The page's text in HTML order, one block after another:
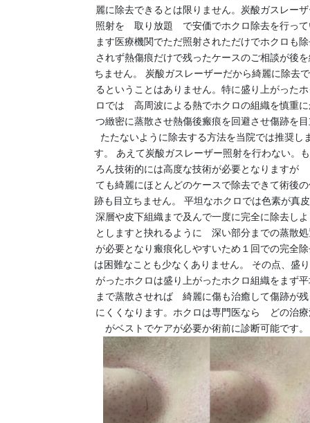
麗に除去できるとは限りません。炭酸ガスレー
照射を 取り放題 で安価でホクロ除去を行って
ます医療機関でただ照射されただけでホクロも
されず熱傷痕だけで残ったケースのご相談が後
ちません。 炭酸ガスレーザーだから綺麗に除去
るということはありません。特に盛り上がった
ロでは 高周波による熱でホクロの組織を慎重に
つ緻密に蒸散させ熱傷後瘢痕を回避させ傷跡を
たたないように除去する方法を当院では推奨し
す。 あえて炭酸ガスレーザー照射を行わない。
ろん技術的には高度な技術が必要となりますが
ても綺麗にほとんどのケースで除去できて術後
跡も目立ちません。 平坦なホクロでは色素が真
深層や皮下組織まで及んで一度に完全に除去し
としますと抉れるように 深い部分までの蒸散処
が必要となり瘢痕化しやすいため１回での完全
は困難なことも少なくありません。 その点、盛
がったホクロは盛り上がったホクロ組織をまず
まで蒸散させれば 綺麗に傷も治癒して傷跡が残
にくくなります。ホクロは専門医なら どの治療
がベストでケアが必要か術前に診断可能です。